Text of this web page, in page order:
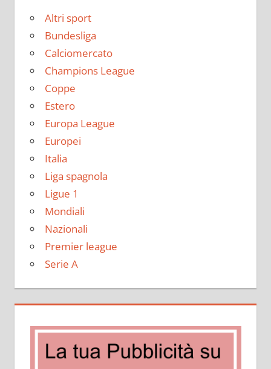
Altri sport
Bundesliga
Calciomercato
Champions League
Coppe
Estero
Europa League
Europei
Italia
Liga spagnola
Ligue 1
Mondiali
Nazionali
Premier league
Serie A